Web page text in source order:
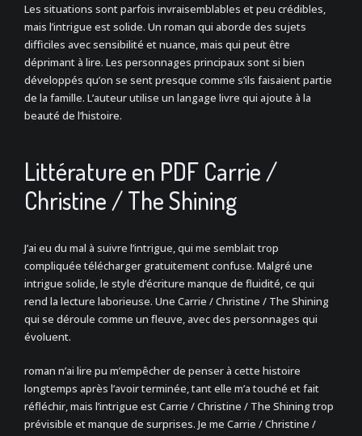
Les situations sont parfois invraisemblables et peu crédibles,
mais l’intrigue est solide. Un roman qui aborde des sujets
difficiles avec sensibilité et nuance, mais qui peut être
déprimant à lire. Les personnages principaux sont si bien
développés qu’on se sent presque comme s’ils faisaient partie
de la famille. L’auteur utilise un langage livre qui ajoute à la
beauté de l’histoire.
Littérature en PDF Carrie /
Christine / The Shining
J’ai eu du mal à suivre l’intrigue, qui me semblait trop
compliquée télécharger gratuitement confuse. Malgré une
intrigue solide, le style d’écriture manque de fluidité, ce qui
rend la lecture laborieuse. Une Carrie / Christine / The Shining
qui se déroule comme un fleuve, avec des personnages qui
évoluent.
roman n’ai lire pu m’empêcher de penser à cette histoire
longtemps après l’avoir terminée, tant elle m’a touché et fait
réfléchir, mais l’intrigue est Carrie / Christine / The Shining trop
prévisible et manque de surprises. Je me Carrie / Christine /